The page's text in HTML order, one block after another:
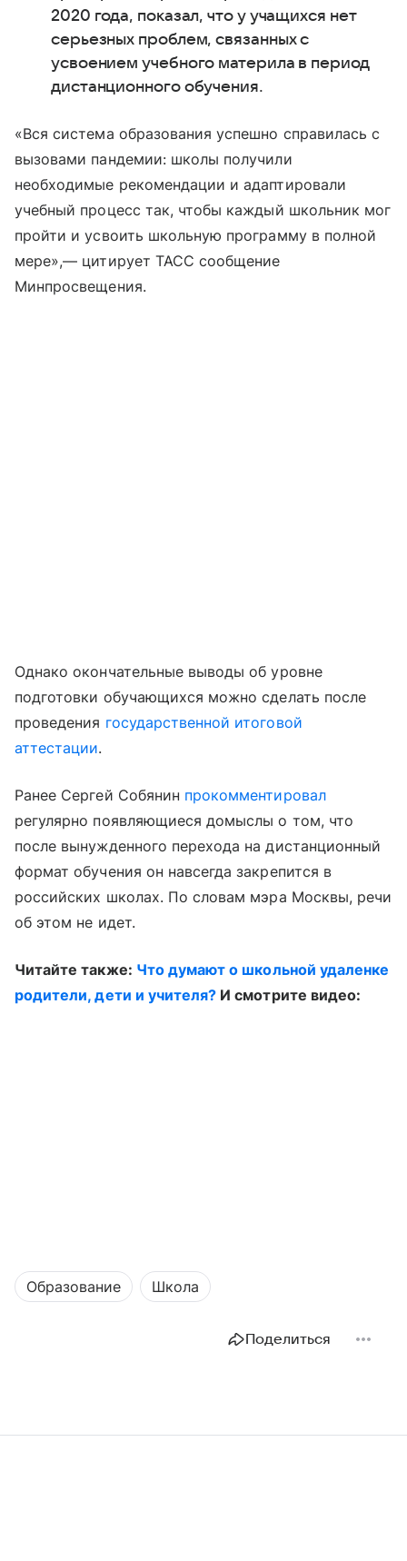
2020 года, показал, что у учащихся нет
серьезных проблем, связанных с
усвоением учебного материла в период
дистанционного обучения.
«Вся система образования успешно справилась с
вызовами пандемии: школы получили
необходимые рекомендации и адаптировали
учебный процесс так, чтобы каждый школьник мог
пройти и усвоить школьную программу в полной
мере»,— цитирует ТАСС сообщение
Минпросвещения.
Однако окончательные выводы об уровне
подготовки обучающихся можно сделать после
проведения государственной итоговой
аттестации.
Ранее Сергей Собянин прокомментировал
регулярно появляющиеся домыслы о том, что
после вынужденного перехода на дистанционный
формат обучения он навсегда закрепится в
российских школах. По словам мэра Москвы, речи
об этом не идет.
Читайте также: Что думают о школьной удаленке
родители, дети и учителя? И смотрите видео:
Образование Школа
Поделиться